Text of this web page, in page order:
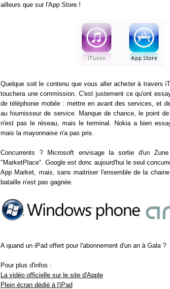
ailleurs que sur l'App Store !
Quelque soit le contenu que vous aller acheter à travers
touchera une commission. C'est justement ce qu'ont
de téléphonie mobile : mettre en avant des services, et
au fournisseur de service. Manque de chance, le point
n'est pas le réseau, mais le terminal. Nokia a bien
mais la mayonnaise n'a pas pris.
Concurrents ? Microsoft envisage la sortie d'un
"MarketPlace". Google est donc aujourd'hui le seul
App Market, mais, sans maitriser l'ensemble de la
bataille n'est pas gagnée.
A quand un iPad offert pour l'abonnement d'un an à Gala ?
Pour plus d'infos :
La vidéo officielle sur le site d'Apple
Plein écran dédié à l'iPad